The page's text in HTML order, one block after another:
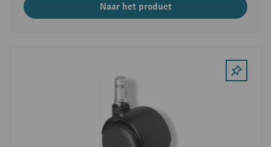
Naar het product